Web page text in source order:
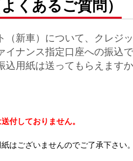
くあるご質問）
（新車）について、クレジ
イナンス指定口座への振込
込用紙は送ってもらえます
付しておりません。
はございませんのでご了承下さい